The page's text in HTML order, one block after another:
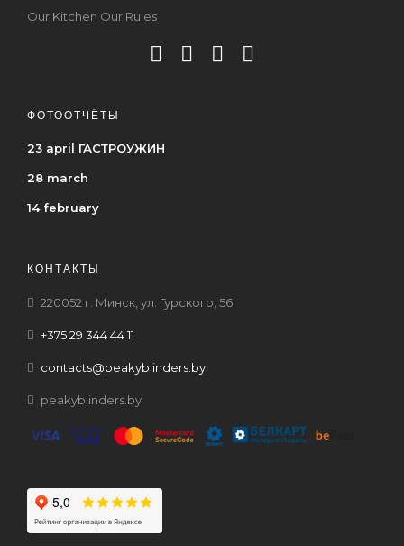
Our Kitchen Our Rules
ФОТООТЧЁТЫ
23 april ГАСТРОУЖИН
28 march
14 february
КОНТАКТЫ
220052 г. Минск, ул. Гурского, 56
+375 29 344 44 11
contacts@peakyblinders.by
peakyblinders.by